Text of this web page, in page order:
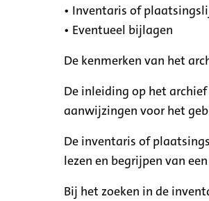
• Inventaris of
• Eventueel bijlagen
De kenmerken van het
De inleiding op het
aanwijzingen voor het
De inventaris of
lezen en begrijpen van
Bij het zoeken in de